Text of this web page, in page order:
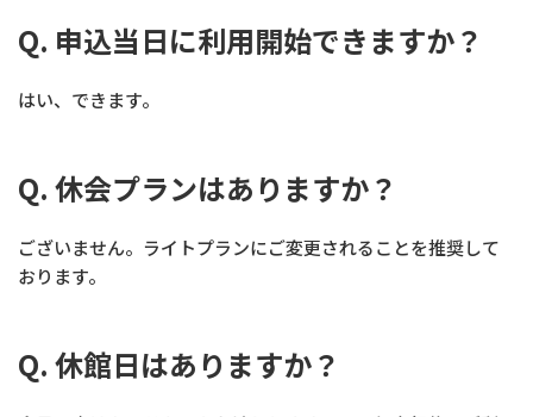
Q. 申込当日に利用開始できますか？
はい、できます。
Q. 休会プランはありますか？
ございません。ライトプランにご変更されることを推奨して
おります。
Q. 休館日はありますか？